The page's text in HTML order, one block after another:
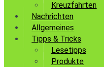
Kreuzfahrten
Nachrichten
Allgemeines
Tipps & Tricks
Lesetipps
Produkte